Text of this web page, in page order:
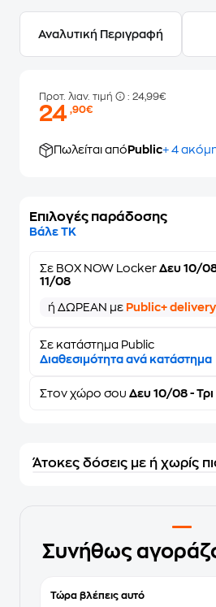
Αναλυτική Περιγραφή
Προτ. λιαν. τιμή : 24,99€
24,90€
Πωλείται από Public+ 4
Επιλογές παράδοσης
Βάλε ΤΚ
Σε BOX NOW Locker Δευ 10/08
11/08
ή ΔΩΡΕΑΝ με Public+ delivery
Σε κατάστημα Public
Διαθεσιμότητα ανά κατάστημα
Στον χώρο σου Δευ 10/08 - Τρι
Άτοκες δόσεις με ή χωρίς
Συνήθως
Τώρα βλέπεις αυτό